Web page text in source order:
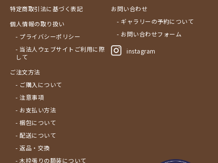
特定商取引法に基づく表記
個人情報の取り扱い
- プライバシーポリシー
- 当法人ウェブサイトご利用に際
して
ご注文方法
- ご購入について
- 注意事項
- お支払い方法
- 梱包について
- 配送について
- 返品・交換
- 木枠張りの額装について
お問い合わせ
- ギャラリーの予約について
- お問い合わせフォーム
instagram